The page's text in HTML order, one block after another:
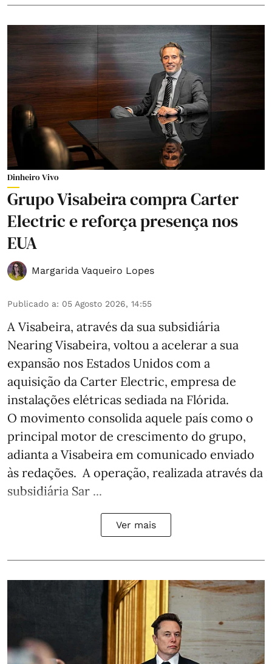
Dinheiro Vivo
Grupo Visabeira compra Carter
Electric e reforça presença nos
EUA
Margarida Vaqueiro Lopes
Publicado a: 05 Agosto 2026, 14:55
A Visabeira, através da sua subsidiária
Nearing Visabeira, voltou a acelerar a sua
expansão nos Estados Unidos com a
aquisição da Carter Electric, empresa de
instalações elétricas sediada na Flórida.
O movimento consolida aquele país como o
principal motor de crescimento do grupo,
adianta a Visabeira em comunicado enviado
às redações. A operação, realizada através da
subsidiária Sar ...
Ver mais